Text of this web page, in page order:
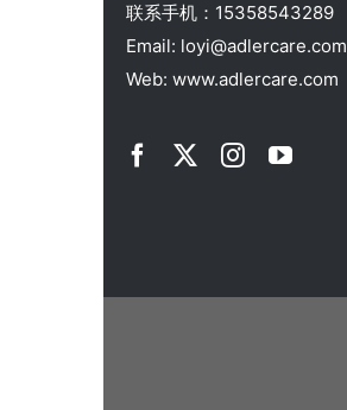
联系手机：15358543289
Email: loyi@adlercare.com
Web: www.adlercare.com